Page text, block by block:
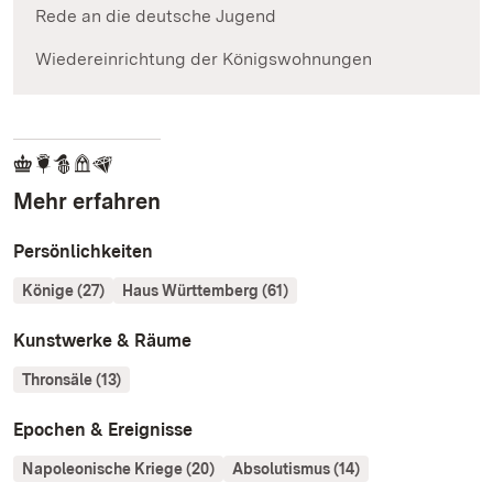
Rede an die deutsche Jugend
Wiedereinrichtung der Königswohnungen
Mehr erfahren
Persönlichkeiten
Könige (27) Haus Württemberg (61)
Kunstwerke & Räume
Thronsäle (13)
Epochen & Ereignisse
Napoleonische Kriege (20) Absolutismus (14)